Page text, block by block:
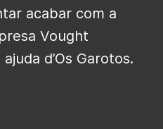
acabar com a
Vought
d’Os Garotos.